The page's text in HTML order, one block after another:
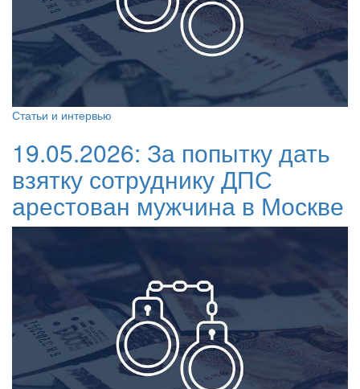
Статьи и интервью
19.05.2026: За попытку дать
взятку сотруднику ДПС
арестован мужчина в Москве